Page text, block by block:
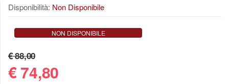
Disponibilità: Non Disponibile
NON DISPONIBILE
€ 88,00
€74,80